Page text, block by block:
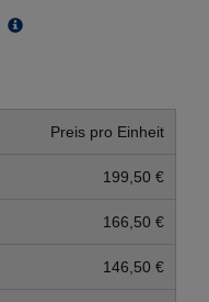
Preis pro Einheit
199,50 €
166,50 €
146,50 €